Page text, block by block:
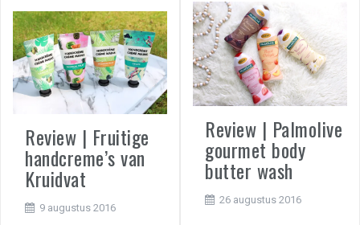
Review | Palmolive
gourmet body
butter wash
26 augustus 2016
Review | Fruitige
handcreme’s van
Kruidvat
9 augustus 2016